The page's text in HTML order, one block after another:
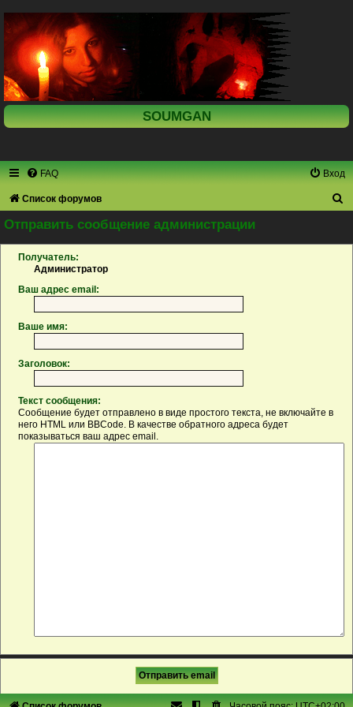
SOUMGAN
FAQ Вход
Список форумов
Отправить сообщение администрации
Получатель:
Администратор
Ваш адрес email:
Ваше имя:
Заголовок:
Текст сообщения:
Сообщение будет отправлено в виде простого текста, не включайте в
него HTML или BBCode. В качестве обратного адреса будет
показываться ваш адрес email.